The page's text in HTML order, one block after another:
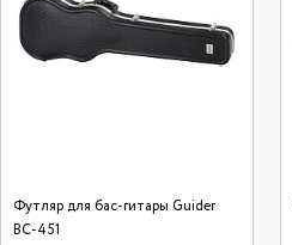
Футляр для бас-гитары Guider
BC-451